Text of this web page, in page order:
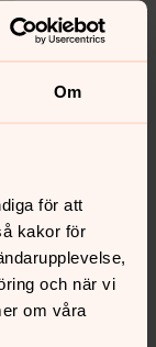
Om
för att
kakor för
och när vi
om våra